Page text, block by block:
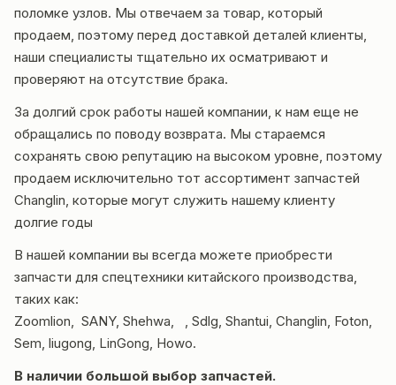
поломке узлов. Мы отвечаем за товар, который
продаем, поэтому перед доставкой деталей клиенты,
наши специалисты тщательно их осматривают и
проверяют на отсутствие брака.
За долгий срок работы нашей компании, к нам еще не
обращались по поводу возврата. Мы стараемся
сохранять свою репутацию на высоком уровне, поэтому
продаем исключительно тот ассортимент запчастей
Changlin, которые могут служить нашему клиенту
долгие годы
В нашей компании вы всегда можете приобрести
запчасти для спецтехники китайского производства,
таких как:
Zoomlion, SANY, Shehwa, , Sdlg, Shantui, Changlin, Foton,
Sem, liugong, LinGong, Howo.
В наличии большой выбор запчастей.